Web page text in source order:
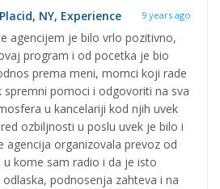
NY, Experience 9 years ago
agencijem je bilo vrlo pozitivno,
program i od pocetka je bio
prema meni, momci koji rade
spremni pomoci i odgovoriti na sva
u kancelariji kod njih uvek
ozbiljnosti u poslu uvek je bilo i
agencija organizovala prevoz od
kome sam radio i da je isto
podnosenja zahteva i na